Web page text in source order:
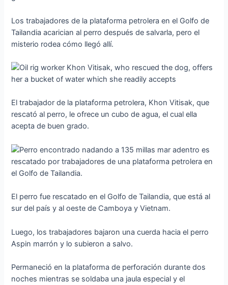
Los trabajadores de la plataforma petrolera en el Golfo de
Tailandia acarician al perro después de salvarla, pero el
misterio rodea cómo llegó allí.
El trabajador de la plataforma petrolera, Khon Vitisak, que
rescató al perro, le ofrece un cubo de agua, el cual ella
acepta de buen grado.
El perro fue rescatado en el Golfo de Tailandia, que está al
sur del país y al oeste de Camboya y Vietnam.
Luego, los trabajadores bajaron una cuerda hacia el perro
Aspin marrón y lo subieron a salvo.
Permaneció en la plataforma de perforación durante dos
noches mientras se soldaba una jaula especial y el